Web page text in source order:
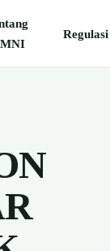
Regulasi